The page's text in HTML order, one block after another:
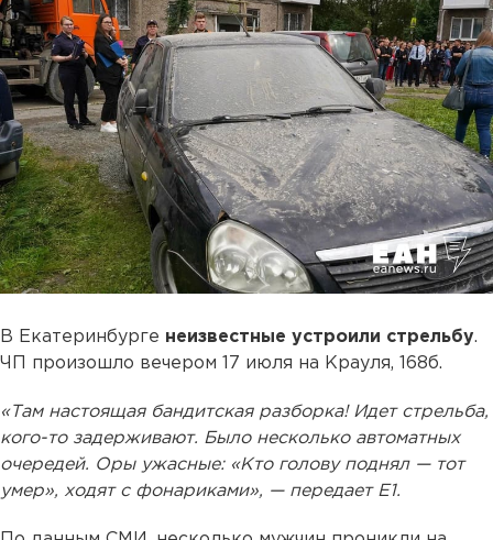
В Екатеринбурге неизвестные устроили стрельбу.
ЧП произошло вечером 17 июля на Крауля, 168б.
«Там настоящая бандитская разборка! Идет стрельба,
кого-то задерживают. Было несколько автоматных
очередей. Оры ужасные: «Кто голову поднял — тот
умер», ходят с фонариками», — передает Е1.